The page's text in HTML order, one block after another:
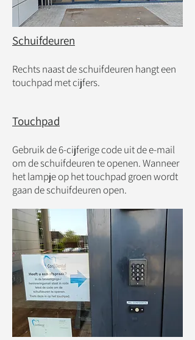
Schuifdeuren
Rechts naast de schuifdeuren hangt een
touchpad met cijfers.
Touchpad
Gebruik de 6-cijferige code uit de e-mail
om de schuifdeuren te openen. Wanneer
het lampje op het touchpad groen wordt
gaan de schuifdeuren open.